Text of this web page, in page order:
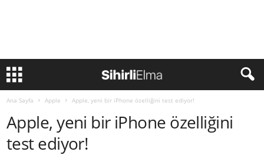
Ana Sayfa Apple Apple, yeni bir iPhone özelliğini test ediyor!
Apple, yeni bir iPhone özelliğini
test ediyor!